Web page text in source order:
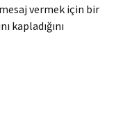
vermek için bir
kapladığını